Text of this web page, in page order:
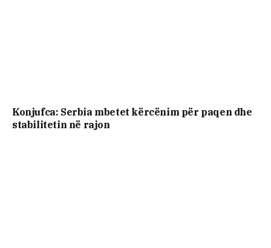
Konjufca: Serbia mbetet kërcënim për paqen dhe
stabilitetin në rajon